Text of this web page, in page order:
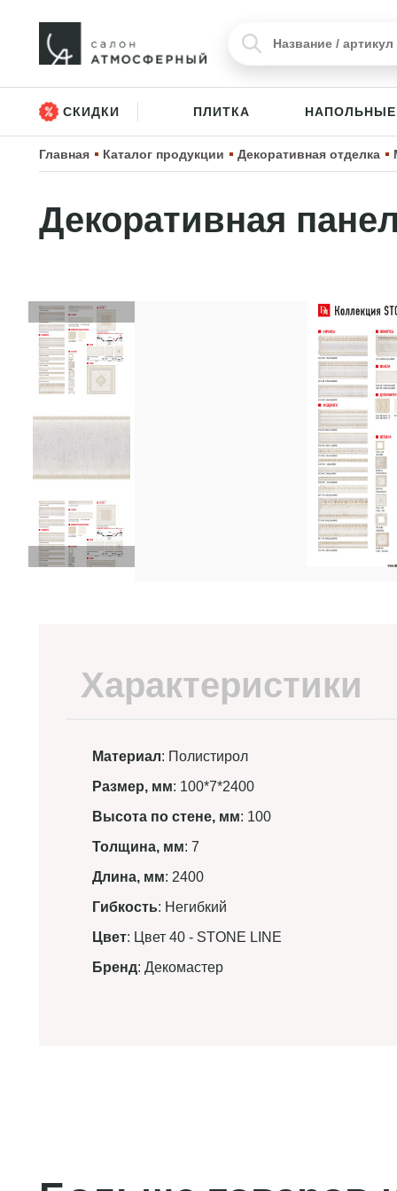
СКИДКИ ПЛИТКА
Главная Каталог продукции Декоративная отделка
Декоративная
Характеристики
Материал: Полистирол
Размер, мм: 100*7*2400
Высота по стене, мм: 100
Толщина, мм: 7
Длина, мм: 2400
Гибкость: Негибкий
Цвет: Цвет 40 - STONE LINE
Бренд: Декомастер